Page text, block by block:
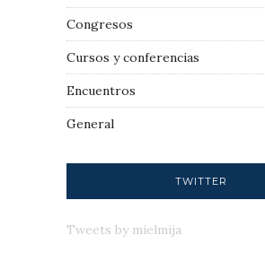
Congresos
Cursos y conferencias
Encuentros
General
TWITTER
Tweets by mielmija